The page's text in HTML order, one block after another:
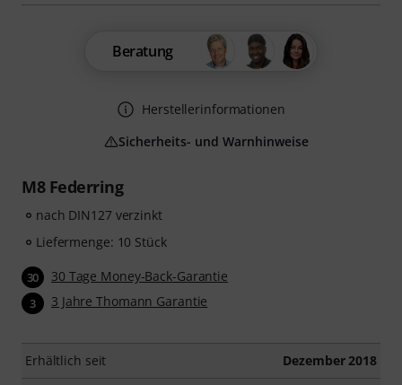
M8 Federring
nach DIN127 verzinkt
Liefermenge: 10 Stück
30 30 Tage Money-Back-Garantie
3 3 Jahre Thomann Garantie
Erhältlich seit Dezember 2018
Beratung
Herstellerinformationen
Sicherheits- und Warnhinweise